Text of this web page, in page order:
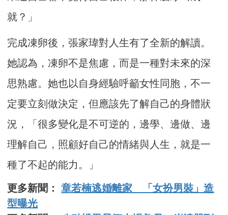
就？」
完成凍卵後，張家瑋對人生有了全新的解讀。
她認為，凍卵不是焦慮，而是一種對未來的深
思熟慮。她也以自身經驗呼籲女性同胞，不一
定要立刻做決定，但應該先了解自己的身體狀
況，「很多變化是不可逆的，邊學、邊做、邊
理解自己，照顧好自己的情緒與人生，就是一
種了不起的能力。」
更多新聞：章若楠逃婚離家 「女扮男裝」造
型曝光